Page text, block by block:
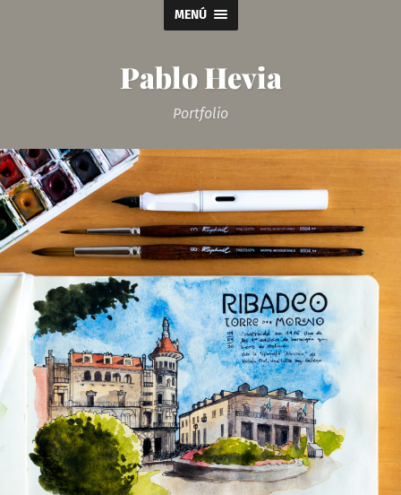
MENÚ
Pablo Hevia
Portfolio